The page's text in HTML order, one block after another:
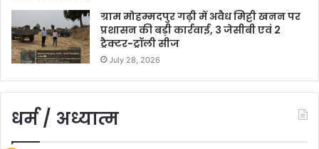
ग्राम मोहम्मदपुर गढ़ी में अवैध मिट्टी खनन पर
प्रशासन की बड़ी कार्रवाई, 3 जेसीबी एवं 2
ट्रैक्टर-ट्रॉली सीज
July 28, 2026
धर्म / अध्यात्म